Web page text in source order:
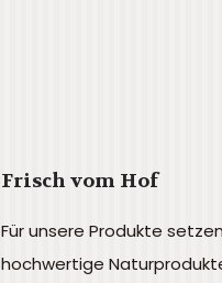
Frisch vom Hof
Für unsere Produkte
hochwertige